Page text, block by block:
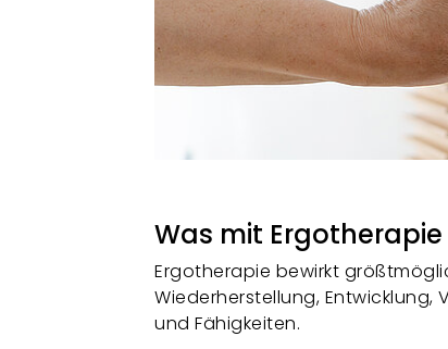
Was mit
Ergotherapie bewirkt
Wiederherstellung,
und Fähigkeiten.